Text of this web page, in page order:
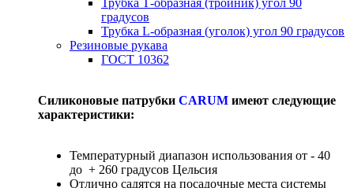
градусов
Трубка L-образная (уголок) угол 90 градусов
Резиновые рукава
ГОСТ 10362
Силиконовые патрубки CARUM имеют следующие
характеристики:
Температурный диапазон использования от - 40
до + 260 градусов Цельсия
Отлично садятся на посадочные места системы